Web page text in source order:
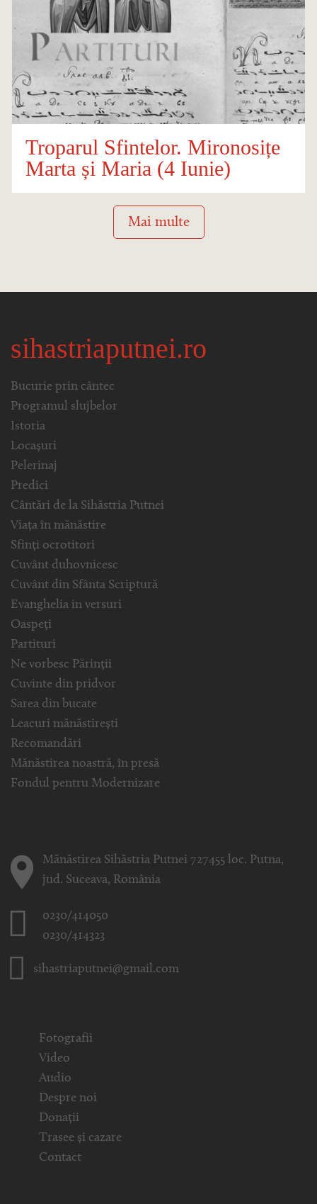
Troparul Sfintelor. Mironosițe
Marta și Maria (4 Iunie)
Mai multe
sihastriaputnei.ro
Bucurie prin cântec
Programul slujbelor
Istoria
Locașuri
Pelerinaj
Predici
Cântări de la Sihăstria Putnei
Viața în mănăstire
Sfinți ocrotitori
Cuvânt duhovnicesc
Cuvânt din Sfânta Scriptură
Evanghelia in versuri
Oaspeți
Partituri
Ne vorbesc Părinții
Cuvinte din pridvor
Sarea din bucate
Leacuri mănăstirești
Recomandări
Mănăstirea noastră, în presă
Fondul pentru Modernizare
Mănăstirea Sihăstria Putnei 727455 loc. Putna,
jud. Suceava, România
0230/414050
0230/414323
sihastriaputnei@gmail.com
Fotografii
Video
Audio
Despre noi
Donații
Trasee și cazare
Contact